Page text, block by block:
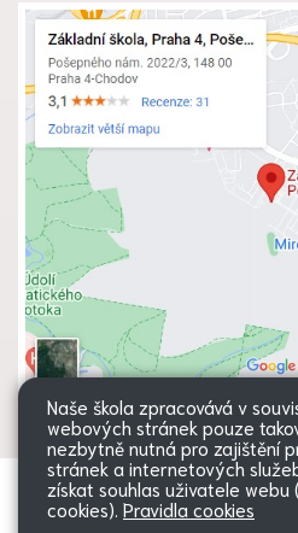
Všechna práva vyhrazena.
© 2026 |Mapa stránek|Přihlásit
Naše škola zpracovává v
webových stránek pouze
nezbytně nutná pro zajištění
stránek a internetových
získat souhlas uživatele webu
cookies). Pravidla cookies